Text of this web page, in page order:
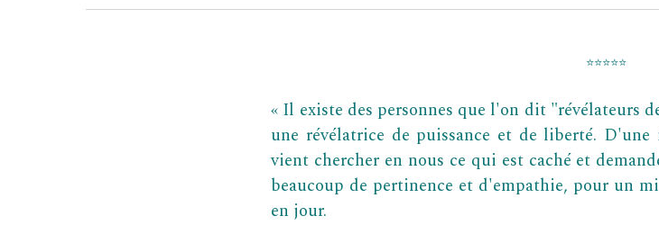
⭐⭐⭐⭐⭐
« Il existe des personnes que l'on dit "révélateurs
une révélatrice de puissance et de liberté.
vient chercher en nous ce qui est caché et
beaucoup de pertinence et d'empathie, pour un
en jour.